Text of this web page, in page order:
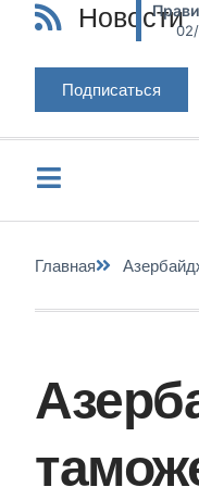
Новости
Подписаться
Главная